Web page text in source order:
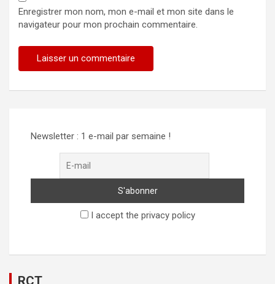
Enregistrer mon nom, mon e-mail et mon site dans le
navigateur pour mon prochain commentaire.
Newsletter : 1 e-mail par semaine !
I accept the privacy policy
RCT